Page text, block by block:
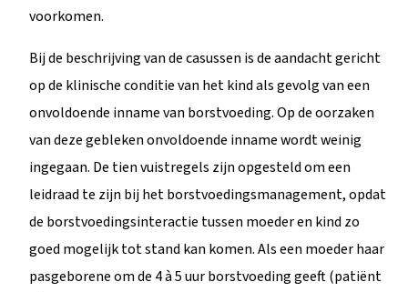
voorkomen.
Bij de beschrijving van de casussen is de aandacht gericht
op de klinische conditie van het kind als gevolg van een
onvoldoende inname van borstvoeding. Op de oorzaken
van deze gebleken onvoldoende inname wordt weinig
ingegaan. De tien vuistregels zijn opgesteld om een
leidraad te zijn bij het borstvoedingsmanagement, opdat
de borstvoedingsinteractie tussen moeder en kind zo
goed mogelijk tot stand kan komen. Als een moeder haar
pasgeborene om de 4 à 5 uur borstvoeding geeft (patiënt